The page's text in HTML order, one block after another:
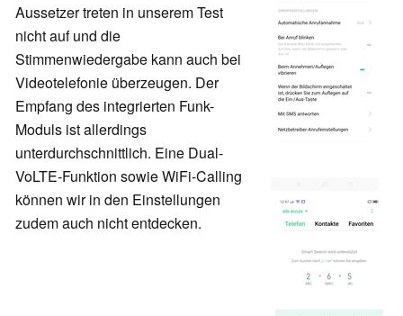
Aussetzer treten in unserem Test
nicht auf und die
Stimmenwiedergabe kann auch bei
Videotelefonie überzeugen. Der
Empfang des integrierten Funk-
Moduls ist allerdings
unterdurchschnittlich. Eine Dual-
VoLTE-Funktion sowie WiFi-Calling
können wir in den Einstellungen
zudem auch nicht entdecken.